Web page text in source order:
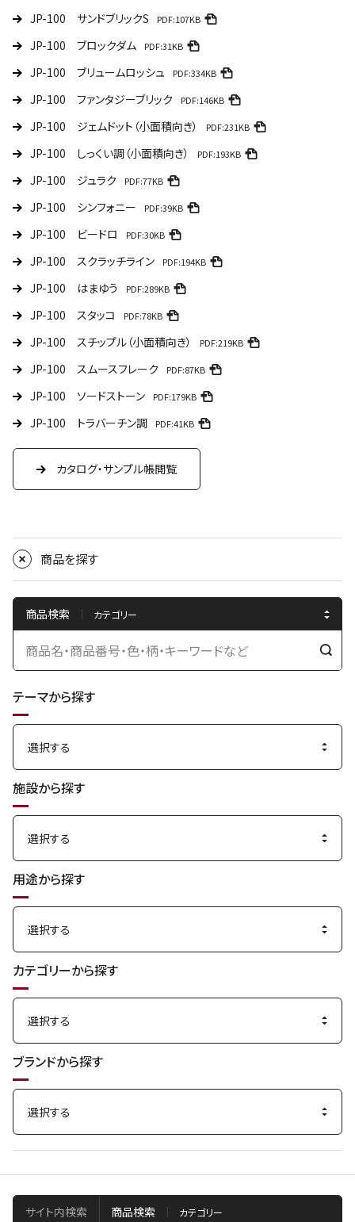
JP-100 サンドブリックS PDF:107KB
JP-100 ブロックダム PDF:31KB
JP-100 ブリュームロッシュ PDF:334KB
JP-100 ファンタジーブリック PDF:146KB
JP-100 ジェムドット（小面積向き） PDF:231KB
JP-100 しっくい調（小面積向き） PDF:193KB
JP-100 ジュラク PDF:77KB
JP-100 シンフォニー PDF:39KB
JP-100 ビードロ PDF:30KB
JP-100 スクラッチライン PDF:194KB
JP-100 はまゆう PDF:289KB
JP-100 スタッコ PDF:78KB
JP-100 スチップル（小面積向き） PDF:219KB
JP-100 スムースフレーク PDF:87KB
JP-100 ソードストーン PDF:179KB
JP-100 トラバーチン調 PDF:41KB
カタログ・サンプル帳閲覧
商品を探す
商品検索
検
テーマから探す
施設から探す
用途から探す
カテゴリーから探す
ブランドから探す
サイト内検索 商品検索